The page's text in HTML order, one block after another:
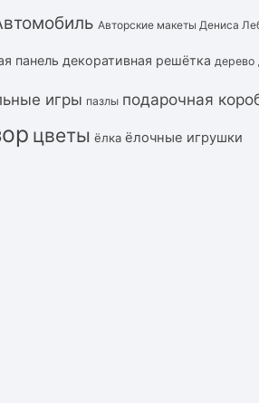
Авторские макеты Дениса
панель декоративная решётка дерево
игры пазлы подарочная
цветы ёлка ёлочные игрушки